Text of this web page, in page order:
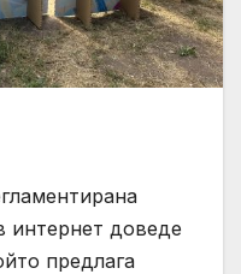
интернет доведе
предлага